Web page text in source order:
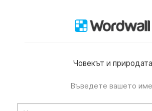
Човекът и природата
Въведете вашето